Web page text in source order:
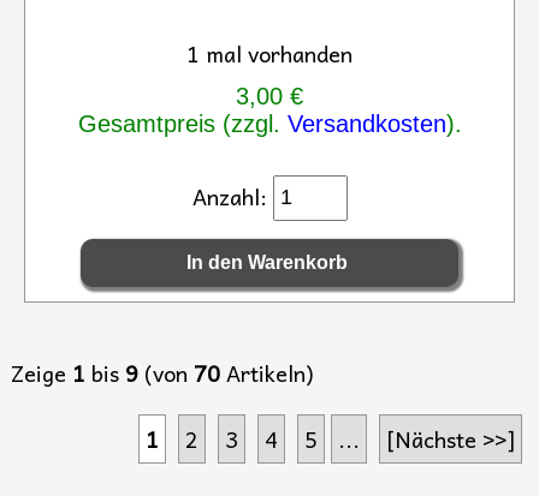
1 mal vorhanden
3,00 €
Gesamtpreis (zzgl. Versandkosten).
Anzahl:
Zeige 1 bis 9 (von 70Artikeln)
1
2 3 4 5 ... [Nächste >>]